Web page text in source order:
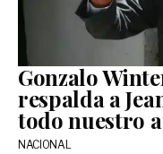
Gonzalo
respalda a
todo nuestro
NACIONAL